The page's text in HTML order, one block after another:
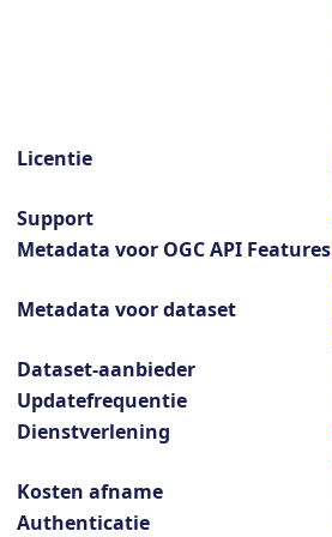
Licentie
Support
Metadata voor OGC API Features
Metadata voor dataset
Dataset-aanbieder
Updatefrequentie
Dienstverlening
Kosten afname
Authenticatie